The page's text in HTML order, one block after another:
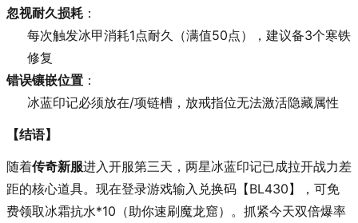
忽视耐久损耗 ：
每次触发冰甲消耗1点耐久（满值50点），建议备3个寒铁
修复
错误镶嵌位置 ：
冰蓝印记必须放在/项链槽，放戒指位无法激活隐藏属性
【结语】
随着传奇新服进入开服第三天，两星冰蓝印记已成拉开战力差
距的核心道具。现在登录游戏输入兑换码【BL430】，可免
费领取冰霜抗水*10（助你速刷魔龙窟）。抓紧今天双倍爆率